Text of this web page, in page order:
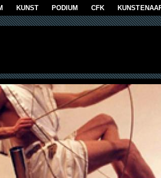
de algemene inhoud gaan
KUNST PODIUM CFK